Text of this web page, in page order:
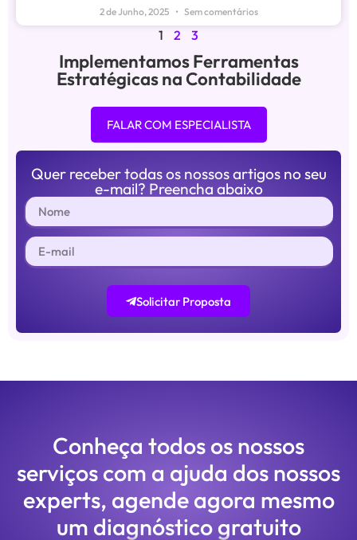
2 de Junho, 2025 Sem comentários
1 2 3
Implementamos Ferramentas
Estratégicas na Contabilidade
FALAR COM ESPECIALISTA
Quer receber todas os nossos artigos no seu
e-mail? Preencha abaixo
Solicitar Proposta
Conheça todos os nossos
serviços com a ajuda dos nossos
experts, agende agora mesmo
um diagnóstico gratuito